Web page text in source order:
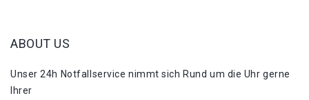
ABOUT US
Unser 24h Notfallservice nimmt sich Rund um die Uhr gerne
Ihrer